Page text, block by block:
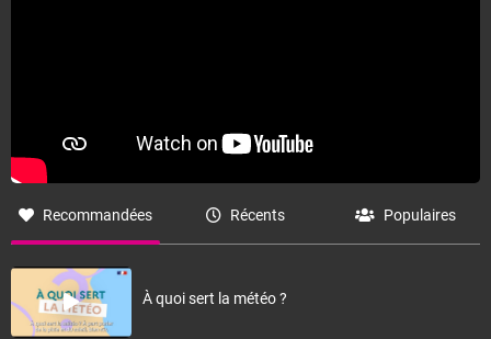
Recommandées Récents Populaires
À quoi sert la météo ?